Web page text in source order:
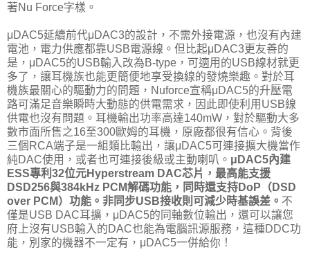
著Nu Force字樣。
μDAC5延續前代μDAC3的設計，不需外接電源，也沒有內建
電池，電力供應都靠USB電源線。但比起μDAC3更友善的
是，μDAC5的USB輸入改為B-type，可適用的USB線材就更
多了，讓耳機族也能更簡便地享受換線的發燒樂趣。對於耳
機族最關心的驅動力的問題，Nuforce宣稱μDAC5的升壓電
路可滿足音樂瞬時大動態的供電需求，因此即使利用USB線
供電也沒有問題。耳機輸出功率高達140mW，對於驅動大多
數市面所售之16至300歐姆的耳機，原廠都很有信心。背後
三個RCA端子是一組類比輸出，讓μDAC5可連接擴大機當作
純DAC使用，或者也可連接後級或主動喇叭。 μDAC5內建
ESS專利32位元Hyperstream DAC芯片，最高能支援
DSD256與384kHz PCM解碼功能，同時還支持DoP（DSD
over PCM）功能。非同步USB接收則可減少時基誤差。 不
僅是USB DAC耳擴，μDAC5的同軸數位輸出，還可以讓您
府上沒有USB輸入的DAC也能為電腦訊源服務，這種DDC功
能，別家的機器不一定有，μDAC5一併給你！